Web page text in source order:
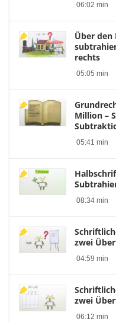
06:02 min
Über
rechts
05:05 min
Million –
05:41 min
08:34 min
zwei
04:59 min
zwei
06:12 min